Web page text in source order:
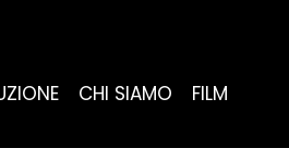
CHI SIAMO FILM